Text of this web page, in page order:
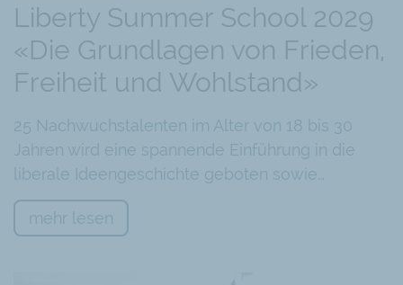
Liberty Summer School 2029
«Die Grundlagen von Frieden,
Freiheit und Wohlstand»
25 Nachwuchstalenten im Alter von 18 bis 30
Jahren wird eine spannende Einführung in die
liberale Ideengeschichte geboten sowie…
mehr lesen